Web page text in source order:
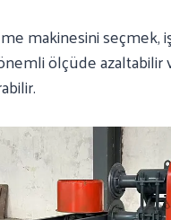
makinesini seçmek,
ölçüde